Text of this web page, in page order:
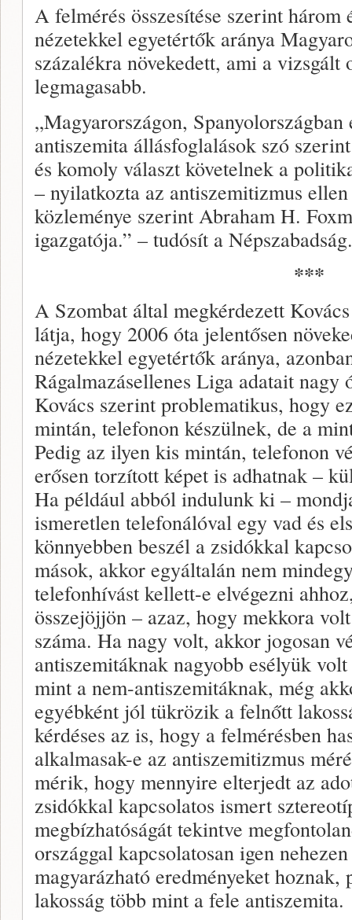
A felmérés összesítése szerint három
nézetekkel egyetértők aránya
százalékra növekedett, ami a vizsgált
legmagasabb.
„Magyarországon,
antiszemita állásfoglalások szó
és komoly választ követelnek a
– nyilatkozta az antiszemitizmus
közleménye szerint Abraham H.
igazgatója.” – tudósít a Népszabadság.
***
A Szombat által megkérdezett
látja, hogy 2006 óta jelentősen
nézetekkel egyetértők aránya,
Rágalmazásellenes Liga adatait nagy
Kovács szerint problematikus, hogy
mintán, telefonon készülnek, de a
Pedig az ilyen kis mintán, telefonon
erősen torzított képet is adhatnak –
Ha például abból indulunk ki –
ismeretlen telefonálóval egy vad és
könnyebben beszél a zsidókkal
mások, akkor egyáltalán nem
telefonhívást kellett-e elvégezni
összejöjjön – azaz, hogy mekkora
száma. Ha nagy volt, akkor jogosan
antiszemitáknak nagyobb esélyük
mint a nem-antiszemitáknak, még
egyébként jól tükrözik a felnőtt
kérdéses az is, hogy a felmérésben
alkalmasak-e az antiszemitizmus
mérik, hogy mennyire elterjedt az
zsidókkal kapcsolatos ismert
megbízhatóságát tekintve
országgal kapcsolatosan igen
magyarázható eredményeket
lakosság több mint a fele antiszemita.